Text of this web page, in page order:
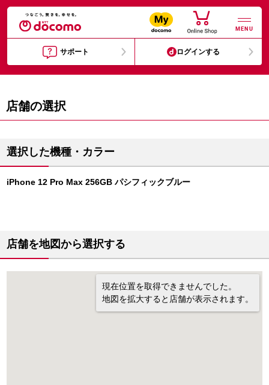
MENU
サポート ログインする
店舗の選択
選択した機種・カラー
iPhone 12 Pro Max 256GB パシフィックブルー
店舗を地図から選択する
現在位置を取得できませんでした。
地図を拡大すると店舗が表示されます。